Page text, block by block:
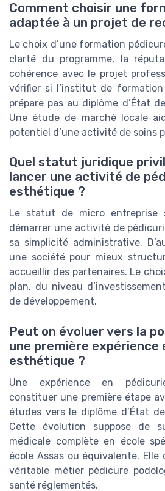
Comment choisir une
adaptée à un projet de
Le choix d’une formation
clarté du programme, la
cohérence avec le projet
vérifier si l’institut de formation
prépare pas au diplôme d’État
Une étude de marché locale
potentiel d’une activité de soins
Quel statut juridique
lancer une activité de
esthétique ?
Le statut de micro entreprise
démarrer une activité de
sa simplicité administrative.
une société pour mieux
accueillir des partenaires. Le
plan, du niveau
de développement.
Peut on évoluer vers la
une première expérience
esthétique ?
Une expérience en
constituer une première étape
études vers le diplôme d’État
Cette évolution suppose de
médicale complète en école
école Assas ou équivalente. Elle
véritable métier pédicure
santé réglementés.